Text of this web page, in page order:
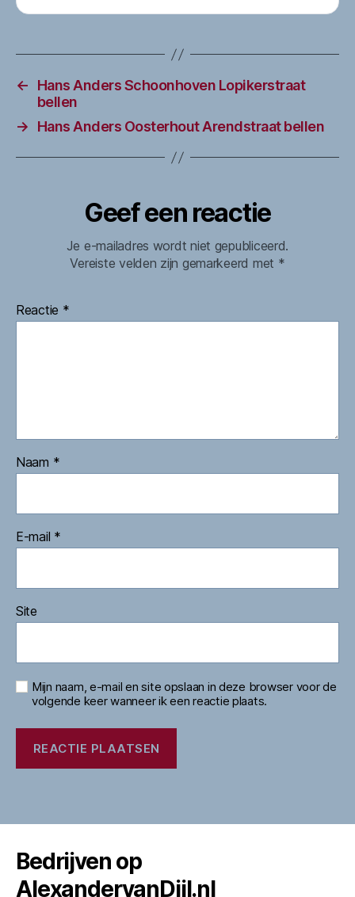
←
Hans Anders Schoonhoven Lopikerstraat
bellen
→
Hans Anders Oosterhout Arendstraat bellen
Geef een reactie
Je e-mailadres wordt niet gepubliceerd.
Vereiste velden zijn gemarkeerd met *
Reactie *
Naam *
E-mail *
Site
Mijn naam, e-mail en site opslaan in deze browser voor de
volgende keer wanneer ik een reactie plaats.
Bedrijven op
AlexandervanDijl.nl